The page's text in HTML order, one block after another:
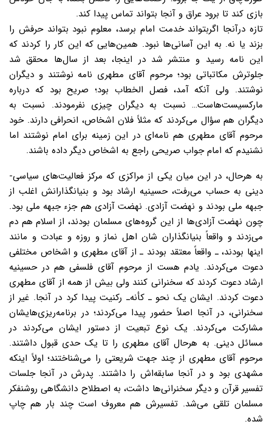
بازى کند تا برود عراق و آنجا بتواند تماس پیدا کند.
تازه درآنجا اگربتواند خدمت امام برسد، معلوم نبود بتواند حرفش را
بزند یا نه. به این آسانى‌ها نبود. همین‌هایى که این کار را کردند که
این نامه رسید و منتشر شد در اینجا، بعد از سال‌ها محقق شد
جلوترش مکاتباتى بود؛ مرحوم آقاى مطهرى نامه نوشتند و دیگران
نوشتند. ولى آنکه آمد، فصل الخطاب بود؛ صریح بود که درباره
مارکسیست‌هاست… نسبت به دیگران چیزى نفرمودند. نسبت به
دیگران هم سؤال مى‌کردند که مثلاً فلان اشخاص، انحرافى دارند. خود
مرحوم آقاى مطهرى هم نامه‌اى در این زمینه براى امام نوشتند اما
نشنیدم که امام جواب صریحى راجع به اشخاص دیگر داده باشند.
به هرحال، در این میان یکى از مراکزى که مرکز فعالیت‌هاى سیاسى-
دینى به حساب مى‌رفت، حسینیه ارشاد بود و بنیانگذارانش اغلب از
جبهه ملى بودند و نهضت آزادى. نهضت آزادى هم جزء جبهه ملى بود.
چون نهضت آزادی‌ها از این گروه‌هاى مسلمان بودند، از اسلام هم دم
مى‌زدند و واقعاً بنیانگذاران شان اهل نماز و روزه و عبادت و مانند
اینها بودند، ـ واقعاً معتقد بودند ـ از آقاى مطهرى و اشخاص مختلفى
دعوت می‌کردند. یادم هست از مرحوم آقاى فلسفى هم در حسینیه
ارشاد دعوت کردند که سخنرانى کنند ولى بیش از همه از آقاى مطهرى
دعوت کردند. ایشان یک نحو ـ کأنه‌ـ رکنیت پیدا کرد در آنجا. غیر از
سخنرانى، در آنجا اصلاً حضور پیدا مى‌کردند؛ در برنامه‌ریزی‌هایشان
مشارکت مى‌کردند. یک نوع تبعیت از دستور ایشان مى‌کردند در
مسائل دینى. به هرحال آقاى مطهرى را تا یک حدى قبول داشتند.
مرحوم آقاى مطهرى از چند جهت شریعتى را مى‌شناختند؛ اولاً اینکه
مشهدی بود و در آنجا سابقه‌اش را داشتند. پدرش در آنجا جلسات
تفسیر قرآن و دیگر سخنرانی‌ها داشت، به اصطلاح دانشگاهى روشنفکر
مسلمان تلقى مى‌شد. تفسیرش هم معروف است چند بار هم چاپ
شده.